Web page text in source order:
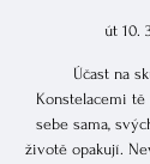
út 10.
Účast na
Konstelacemi
sebe sama,
životě opakují.